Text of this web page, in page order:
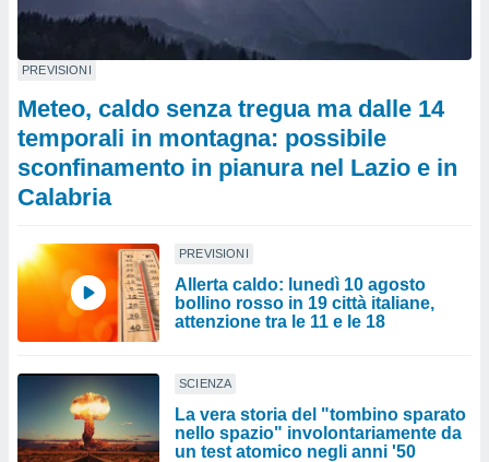
PREVISIONI
Meteo, caldo senza tregua ma dalle 14
temporali in montagna: possibile
sconfinamento in pianura nel Lazio e in
Calabria
PREVISIONI
Allerta caldo: lunedì 10 agosto
bollino rosso in 19 città italiane,
attenzione tra le 11 e le 18
SCIENZA
La vera storia del "tombino sparato
nello spazio" involontariamente da
un test atomico negli anni '50